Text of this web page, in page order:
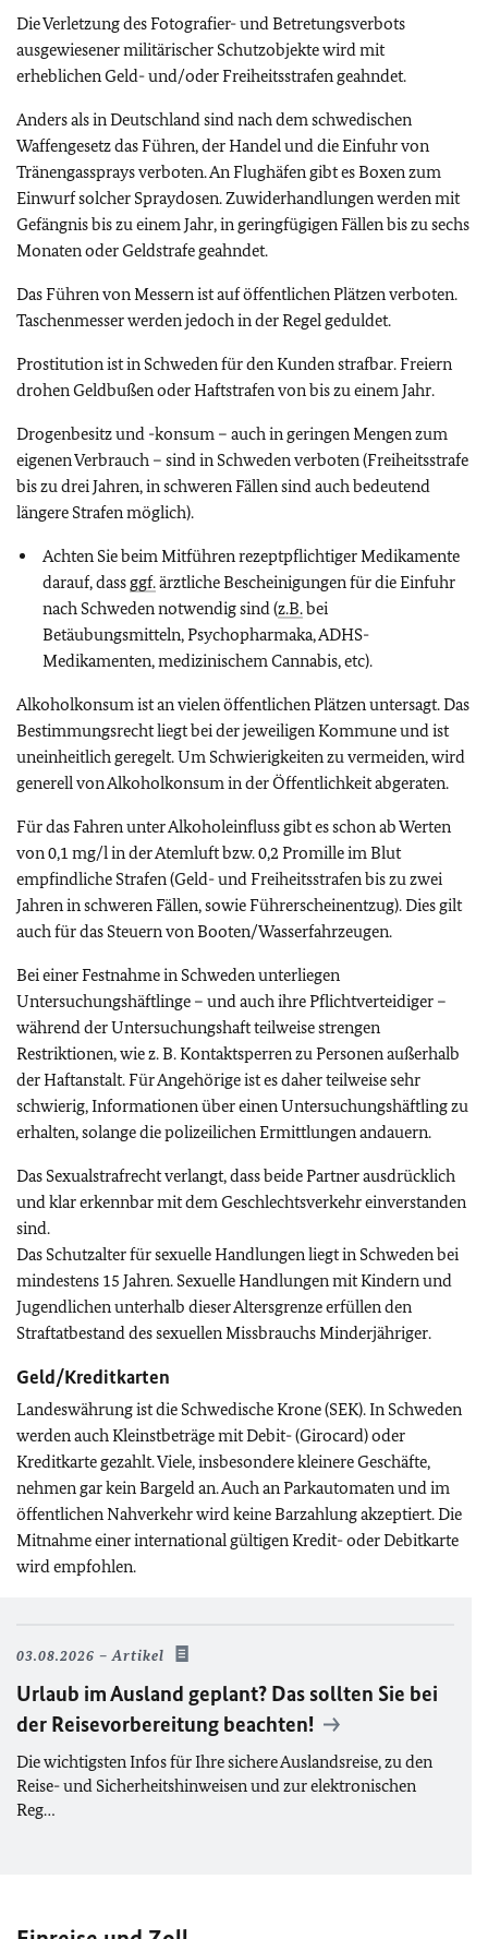
Die Verletzung des Fotografier- und Betretungsverbots
ausgewiesener militärischer Schutzobjekte wird mit
erheblichen Geld- und/oder Freiheitsstrafen geahndet.
Anders als in Deutschland sind nach dem schwedischen
Waffengesetz das Führen, der Handel und die Einfuhr von
Tränengassprays verboten. An Flughäfen gibt es Boxen zum
Einwurf solcher Spraydosen. Zuwiderhandlungen werden mit
Gefängnis bis zu einem Jahr, in geringfügigen Fällen bis zu sechs
Monaten oder Geldstrafe geahndet.
Das Führen von Messern ist auf öffentlichen Plätzen verboten.
Taschenmesser werden jedoch in der Regel geduldet.
Prostitution ist in Schweden für den Kunden strafbar. Freiern
drohen Geldbußen oder Haftstrafen von bis zu einem Jahr.
Drogenbesitz und -konsum – auch in geringen Mengen zum
eigenen Verbrauch – sind in Schweden verboten (Freiheitsstrafe
bis zu drei Jahren, in schweren Fällen sind auch bedeutend
längere Strafen möglich).
Achten Sie beim Mitführen rezeptpflichtiger Medikamente
darauf, dass ggf.ärztliche Bescheinigungen für die Einfuhr
nach Schweden notwendig sind (z.B.bei
Betäubungsmitteln, Psychopharmaka, ADHS-
Medikamenten, medizinischem Cannabis, etc).
Alkoholkonsum ist an vielen öffentlichen Plätzen untersagt. Das
Bestimmungsrecht liegt bei der jeweiligen Kommune und ist
uneinheitlich geregelt. Um Schwierigkeiten zu vermeiden, wird
generell von Alkoholkonsum in der Öffentlichkeit abgeraten.
Für das Fahren unter Alkoholeinfluss gibt es schon ab Werten
von 0,1 mg/l in der Atemluft bzw. 0,2 Promille im Blut
empfindliche Strafen (Geld- und Freiheitsstrafen bis zu zwei
Jahren in schweren Fällen, sowie Führerscheinentzug). Dies gilt
auch für das Steuern von Booten/Wasserfahrzeugen.
Bei einer Festnahme in Schweden unterliegen
Untersuchungshäftlinge – und auch ihre Pflichtverteidiger –
während der Untersuchungshaft teilweise strengen
Restriktionen, wie z. B. Kontaktsperren zu Personen außerhalb
der Haftanstalt. Für Angehörige ist es daher teilweise sehr
schwierig, Informationen über einen Untersuchungshäftling zu
erhalten, solange die polizeilichen Ermittlungen andauern.
Das Sexualstrafrecht verlangt, dass beide Partner ausdrücklich
und klar erkennbar mit dem Geschlechtsverkehr einverstanden
sind.
Das Schutzalter für sexuelle Handlungen liegt in Schweden bei
mindestens 15 Jahren. Sexuelle Handlungen mit Kindern und
Jugendlichen unterhalb dieser Altersgrenze erfüllen den
Straftatbestand des sexuellen Missbrauchs Minderjähriger.
Geld/Kreditkarten
Landeswährung ist die Schwedische Krone (SEK). In Schweden
werden auch Kleinstbeträge mit Debit- (Girocard) oder
Kreditkarte gezahlt. Viele, insbesondere kleinere Geschäfte,
nehmen gar kein Bargeld an. Auch an Parkautomaten und im
öffentlichen Nahverkehr wird keine Barzahlung akzeptiert. Die
Mitnahme einer international gültigen Kredit- oder Debitkarte
wird empfohlen.
03.08.2026 Artikel
Urlaub im Ausland geplant? Das sollten Sie bei
der Reisevorbereitung beachten!
Die wichtigsten Infos für Ihre sichere Auslandsreise, zu den
Reise- und Sicherheitshinweisen und zur elektronischen
Reg…